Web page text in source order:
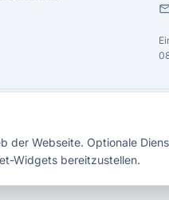
der Webseite. Optionale
Widgets bereitzustellen.